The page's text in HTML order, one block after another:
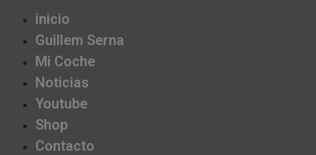
inicio
Guillem Serna
Mi Coche
Noticias
Youtube
Shop
Contacto